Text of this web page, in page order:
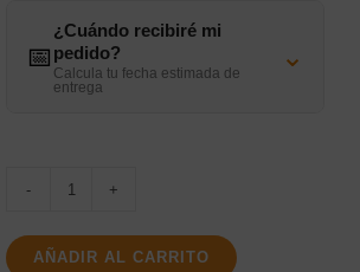
📅
¿Cuándo recibiré mi
pedido?
Calcula tu fecha estimada de
entrega
⌄
Mendoza
AÑADIR AL CARRITO